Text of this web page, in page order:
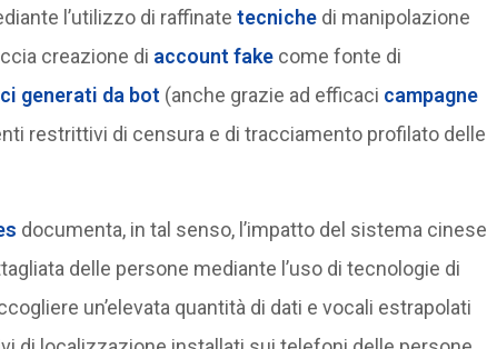
l’utilizzo di raffinate tecnichedi manipolazione
creazione di account fakecome fonte di
generati da bot (anche grazie ad efficaci campagne
restrittivi di censura e di tracciamento profilato delle
documenta, in tal senso, l’impatto del sistema cinese
delle persone mediante l’uso di tecnologie di
un’elevata quantità di dati e vocali estrapolati